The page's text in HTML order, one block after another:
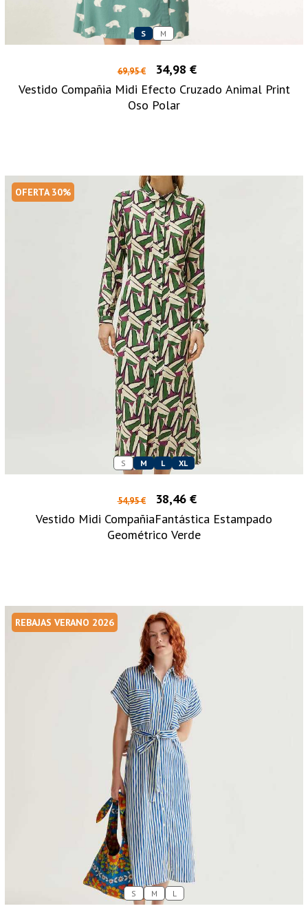
S M
69,95 €
34,98 €
Vestido Compañia Midi Efecto Cruzado Animal Print
Oso Polar
OFERTA 30%
S M L XL
54,95 €
38,46 €
Vestido Midi CompañiaFantástica Estampado
Geométrico Verde
REBAJAS VERANO 2026
S M L